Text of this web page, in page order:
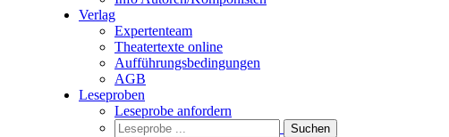
Verlag
Expertenteam
Theatertexte online
Aufführungsbedingungen
AGB
Leseproben
Leseprobe anfordern